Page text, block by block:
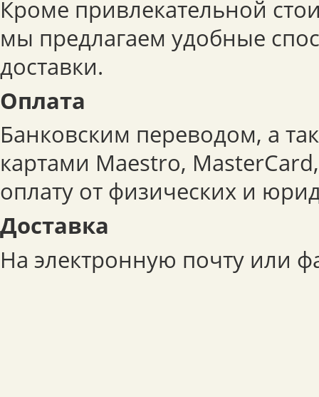
Кроме привлекательной
мы предлагаем удобные
доставки.
Оплата
Банковским переводом, а
картами Maestro,
оплату от физических и
Доставка
На электронную почту или